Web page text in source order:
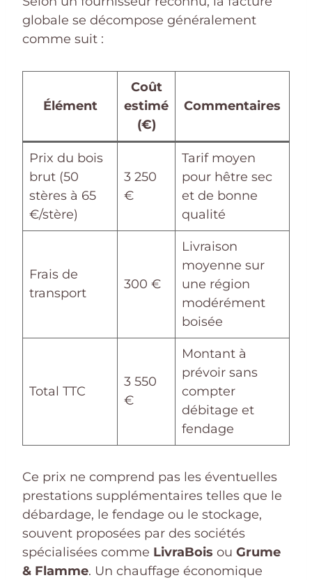
globale se décompose généralement
comme suit :
Élément
Coût
estimé
(€)
Commentaires
Prix du bois
brut (50
stères à 65
€/stère)
3 250
€
Tarif moyen
pour hêtre sec
et de bonne
qualité
Frais de
transport
300 €
Livraison
moyenne sur
une région
modérément
boisée
Total TTC
3 550
€
Montant à
prévoir sans
compter
débitage et
fendage
Ce prix ne comprend pas les éventuelles
prestations supplémentaires telles que le
débardage, le fendage ou le stockage,
souvent proposées par des sociétés
spécialisées comme LivraBois ou Grume
& Flamme. Un chauffage économique